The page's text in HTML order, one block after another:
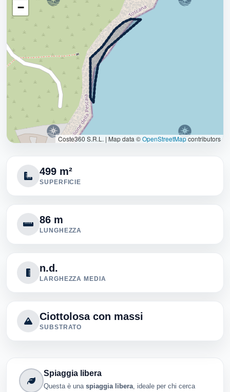
−
Coste360 S.R.L. | Map data ©OpenStreetMapcontributors
499 m²
SUPERFICIE
86 m
LUNGHEZZA
n.d.
LARGHEZZA MEDIA
Ciottolosa con massi
SUBSTRATO
Spiaggia libera
Questa è una spiaggia libera, ideale per chi cerca